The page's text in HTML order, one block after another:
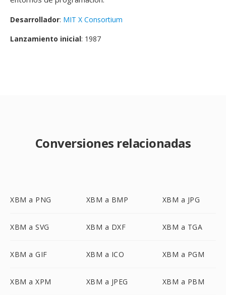
Desarrollador: MIT X Consortium
Lanzamiento inicial: 1987
Conversiones relacionadas
XBM a PNG XBM a BMP XBM a JPG
XBM a SVG XBM a DXF XBM a TGA
XBM a GIF XBM a ICO XBM a PGM
XBM a XPM XBM a JPEG XBM a PBM